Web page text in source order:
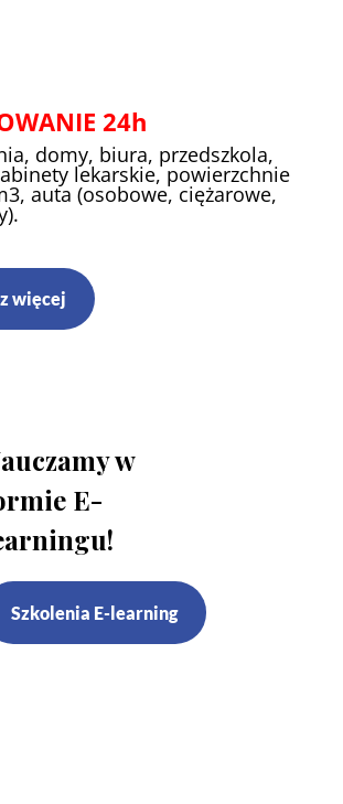
24h
domy, biura, przedszkola,
lekarskie, powierzchnie
auta (osobowe, ciężarowe,
więcej
w
E-
Szkolenia E-learning